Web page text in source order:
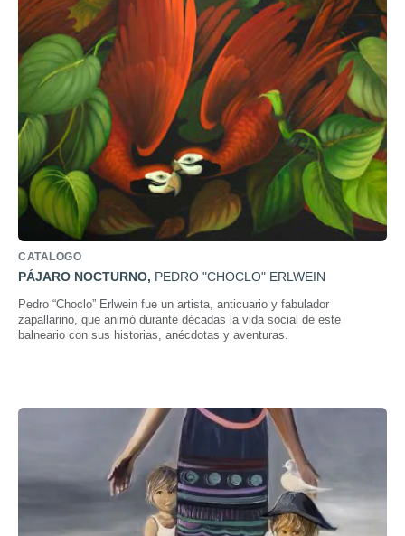
CATALOGO
PÁJARO NOCTURNO, PEDRO "CHOCLO" ERLWEIN
Pedro “Choclo” Erlwein fue un artista, anticuario y fabulador
zapallarino, que animó durante décadas la vida social de este
balneario con sus historias, anécdotas y aventuras.